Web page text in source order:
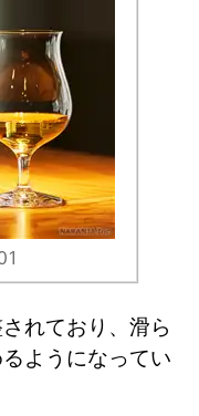
れており、滑ら
ようになってい